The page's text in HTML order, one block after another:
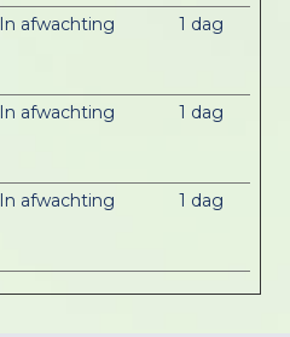
In afwachting 1 dag
In afwachting 1 dag
In afwachting 1 dag